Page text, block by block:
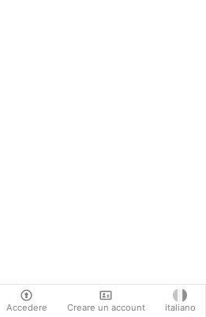
Accedere Creare un account italiano